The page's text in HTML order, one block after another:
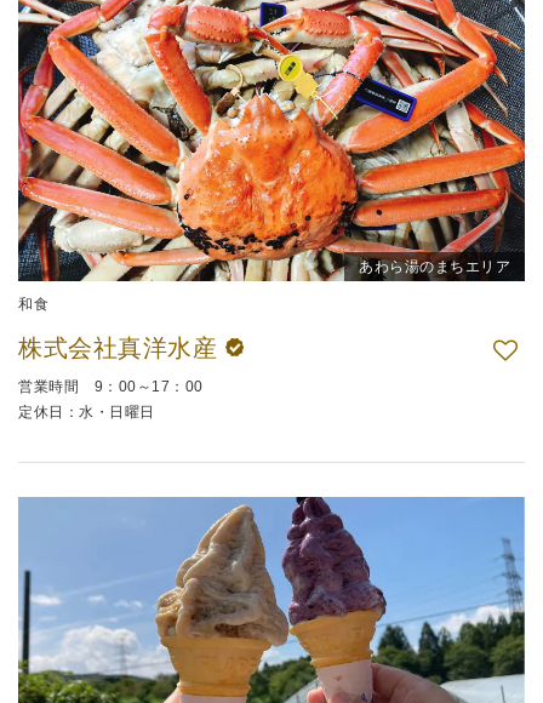
あわら湯のまちエリア
和食
株式会社真洋水産
営業時間 9：00～17：00
定休日：水・日曜日